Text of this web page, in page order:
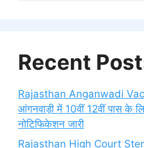
Recent
Rajasthan Anganwadi
आंगनवाड़ी में 10वीं 12वीं पास के
नोटिफिकेशन जारी
Rajasthan High Court